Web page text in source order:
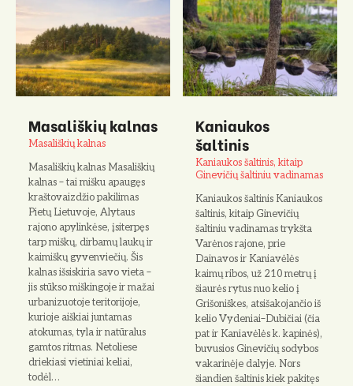
Masališkių kalnas
Masališkių kalnas
Masališkių kalnas Masališkių
kalnas – tai mišku apaugęs
kraštovaizdžio pakilimas
Pietų Lietuvoje, Alytaus
rajono apylinkėse, įsiterpęs
tarp miškų, dirbamų laukų ir
kaimiškų gyvenviečių. Šis
kalnas išsiskiria savo vieta –
jis stūkso miškingoje ir mažai
urbanizuotoje teritorijoje,
kurioje aiškiai juntamas
atokumas, tyla ir natūralus
gamtos ritmas. Netoliese
driekiasi vietiniai keliai,
todėl…
Kaniaukos
šaltinis
Kaniaukos šaltinis, kitaip
Ginevičių šaltiniu vadinamas
Kaniaukos šaltinis Kaniaukos
šaltinis, kitaip Ginevičių
šaltiniu vadinamas trykšta
Varėnos rajone, prie
Dainavos ir Kaniavėlės
kaimų ribos, už 210 metrų į
šiaurės rytus nuo kelio į
Grišoniškes, atsišakojančio iš
kelio Vydeniai–Dubičiai (čia
pat ir Kaniavėlės k. kapinės),
buvusios Ginevičių sodybos
vakarinėje dalyje. Nors
šiandien šaltinis kiek pakitęs